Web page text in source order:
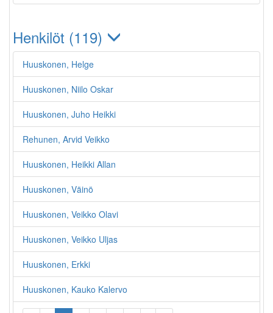
Henkilöt (119)
Huuskonen, Helge
Huuskonen, Niilo Oskar
Huuskonen, Juho Heikki
Rehunen, Arvid Veikko
Huuskonen, Heikki Allan
Huuskonen, Väinö
Huuskonen, Veikko Olavi
Huuskonen, Veikko Uljas
Huuskonen, Erkki
Huuskonen, Kauko Kalervo